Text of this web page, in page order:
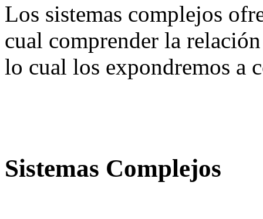
Los sistemas complejos
cual comprender la
lo cual los expondremos a
Sistemas Complejos